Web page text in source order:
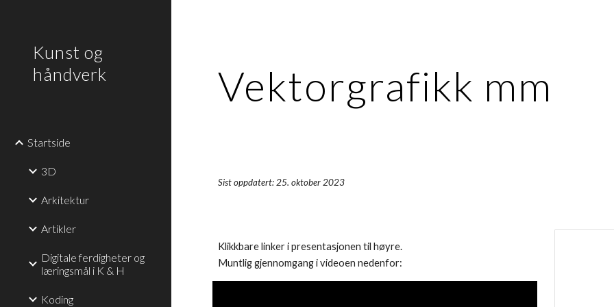
Kunst og
håndverk
Startside
3D
Arkitektur
Artikler
Digitale ferdigheter og
læringsmål i K & H
Koding
Vektorgrafikk mm
Sist oppdatert: 25. oktober 2023
Klikkbare linker i presentasjonen til høyre.
Muntlig gjennomgang i videoen nedenfor: